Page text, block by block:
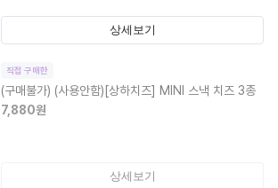
상세보기
직접 구매한
(구매불가) (사용안함)[상하치즈] MINI 스낵 치즈 3종
7,880원
상세보기